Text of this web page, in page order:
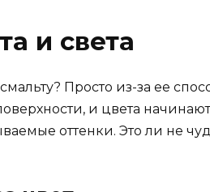
и света
Просто из-за ее
и цвета
оттенки. Это ли не